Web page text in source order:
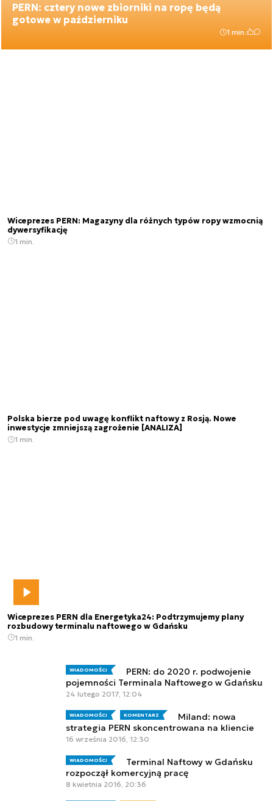
PERN: cztery nowe zbiorniki na ropę będą
gotowe w październiku
1 min.
Wiceprezes PERN: Magazyny dla różnych typów ropy wzmocnią
dywersyfikację
1 min.
Polska bierze pod uwagę konflikt naftowy z Rosją. Nowe
inwestycje zmniejszą zagrożenie [ANALIZA]
1 min.
Wiceprezes PERN dla Energetyka24: Podtrzymujemy plany
rozbudowy terminalu naftowego w Gdańsku
1 min.
WIADOMOŚCI
PERN: do 2020 r. podwojenie
pojemności Terminala Naftowego w Gdańsku
24 lutego 2017, 12:04
WIADOMOŚCI KOMENTARZ
Miland: nowa
strategia PERN skoncentrowana na kliencie
16 września 2016, 12:30
WIADOMOŚCI
Terminal Naftowy w Gdańsku
rozpoczął komercyjną pracę
8 kwietnia 2016, 20:36